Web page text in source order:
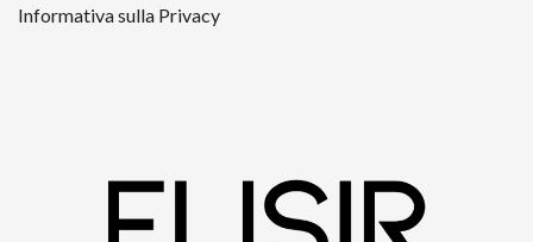
Informativa sulla Privacy